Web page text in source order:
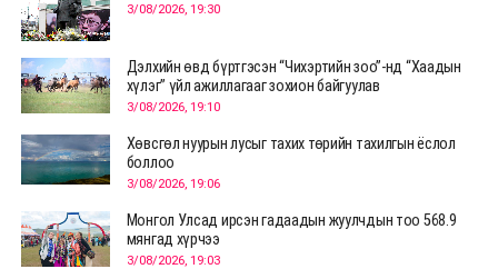
3/08/2026, 19:30
Дэлхийн өвд бүртгэсэн “Чихэртийн зоо”-нд “Хаадын
хүлэг” үйл ажиллагааг зохион байгуулав
3/08/2026, 19:10
Хөвсгөл нуурын лусыг тахих төрийн тахилгын ёслол
боллоо
3/08/2026, 19:06
Монгол Улсад ирсэн гадаадын жуулчдын тоо 568.9
мянгад хүрчээ
3/08/2026, 19:03